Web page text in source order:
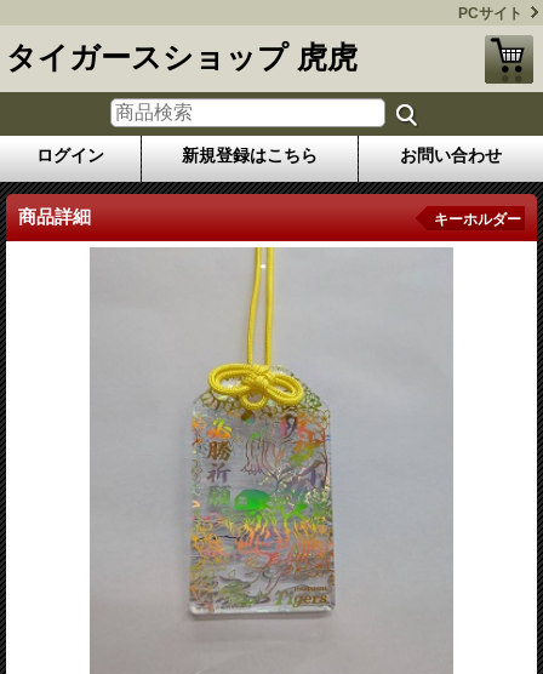
PCサイト
タイガースショップ 虎虎
ログイン 新規登録はこちら お問い合わせ
商品詳細 キーホルダー